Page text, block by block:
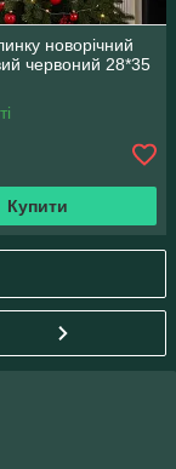
новорічний
червоний 28*35
Купити